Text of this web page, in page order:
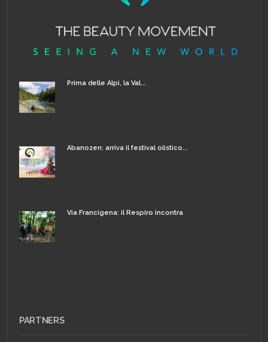
Prima delle Alpi, la Val...
Abanozen: arriva il festival olistico...
Via Francigena: il Respiro incontra
PARTNERS